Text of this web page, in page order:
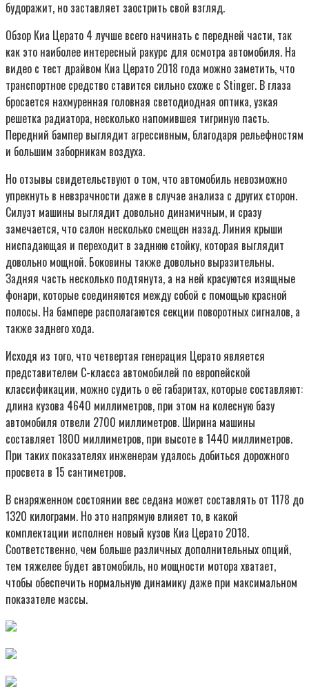
будоражит, но заставляет заострить свой взгляд.
Обзор Киа Церато 4 лучше всего начинать с передней части, так
как это наиболее интересный ракурс для осмотра автомобиля. На
видео с тест драйвом Киа Церато 2018 года можно заметить, что
транспортное средство ставится сильно схоже с Stinger. В глаза
бросается нахмуренная головная светодиодная оптика, узкая
решетка радиатора, несколько напомившея тигриную пасть.
Передний бампер выглядит агрессивным, благодаря рельефностям
и большим заборникам воздуха.
Но отзывы свидетельствуют о том, что автомобиль невозможно
упрекнуть в невзрачности даже в случае анализа с других сторон.
Силуэт машины выглядит довольно динамичным, и сразу
замечается, что салон несколько смещен назад. Линия крыши
ниспадающая и переходит в заднюю стойку, которая выглядит
довольно мощной. Боковины также довольно выразительны.
Задняя часть несколько подтянута, а на ней красуются изящные
фонари, которые соединяются между собой с помощью красной
полосы. На бампере располагаются секции поворотных сигналов, а
также заднего хода.
Исходя из того, что четвертая генерация Церато является
представителем С-класса автомобилей по европейской
классификации, можно судить о её габаритах, которые составляют:
длина кузова 4640 миллиметров, при этом на колесную базу
автомобиля отвели 2700 миллиметров. Ширина машины
составляет 1800 миллиметров, при высоте в 1440 миллиметров.
При таких показателях инженерам удалось добиться дорожного
просвета в 15 сантиметров.
В снаряженном состоянии вес седана может составлять от 1178 до
1320 килограмм. Но это напрямую влияет то, в какой
комплектации исполнен новый кузов Киа Церато 2018.
Соответственно, чем больше различных дополнительных опций,
тем тяжелее будет автомобиль, но мощности мотора хватает,
чтобы обеспечить нормальную динамику даже при максимальном
показателе массы.